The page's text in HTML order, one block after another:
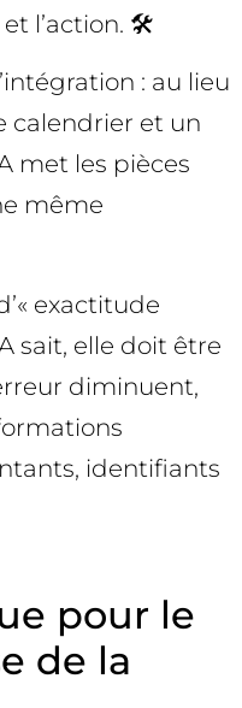
l’action. 🛠️
: au lieu
calendrier et un
met les pièces
même
exactitude
sait, elle doit être
diminuent,
identifiants
pour le
de la